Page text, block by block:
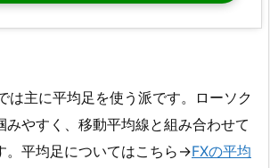
は主に平均足を使う派です。ローソク
みやすく、移動平均線と組み合わせて
。平均足についてはこちら→FXの平均